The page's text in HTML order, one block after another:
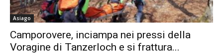
Asiago
Camporovere, inciampa nei pressi della
Voragine di Tanzerloch e si frattura...